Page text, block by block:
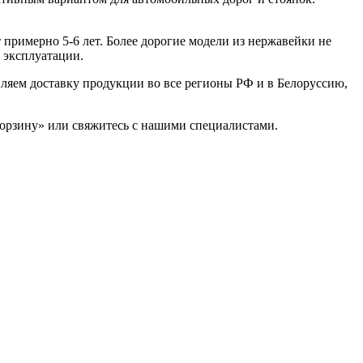
5-6 лет. Более дорогие модели из нержавейки не
доставку продукции во все регионы РФ и в Белоруссию,
или свяжитесь с нашими специалистами.